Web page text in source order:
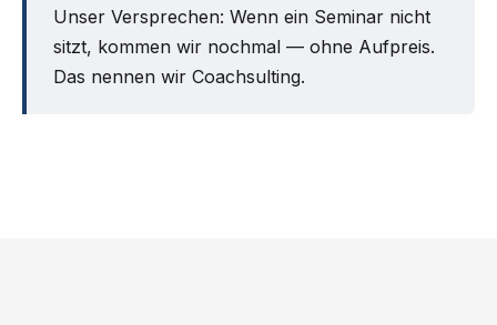
Unser Versprechen: Wenn ein Seminar nicht
sitzt, kommen wir nochmal — ohne Aufpreis.
Das nennen wir Coachsulting.